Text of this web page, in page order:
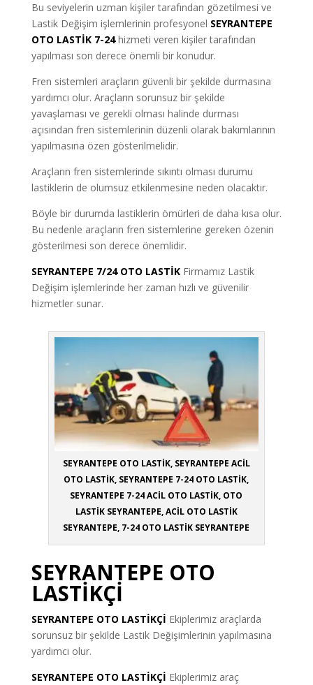
Bu seviyelerin uzman kişiler tarafından gözetilmesi ve
Lastik Değişim işlemlerinin profesyonel SEYRANTEPE
OTO LASTİK 7-24hizmeti veren kişiler tarafından
yapılması son derece önemli bir konudur.
Fren sistemleri araçların güvenli bir şekilde durmasına
yardımcı olur. Araçların sorunsuz bir şekilde
yavaşlaması ve gerekli olması halinde durması
açısından fren sistemlerinin düzenli olarak bakımlarının
yapılmasına özen gösterilmelidir.
Araçların fren sistemlerinde sıkıntı olması durumu
lastiklerin de olumsuz etkilenmesine neden olacaktır.
Böyle bir durumda lastiklerin ömürleri de daha kısa olur.
Bu nedenle araçların fren sistemlerine gereken özenin
gösterilmesi son derece önemlidir.
SEYRANTEPE 7/24 OTO LASTİKFirmamız Lastik
Değişim işlemlerinde her zaman hızlı ve güvenilir
hizmetler sunar.
SEYRANTEPE OTO LASTİK, SEYRANTEPE ACİL
OTO LASTİK, SEYRANTEPE 7-24 OTO LASTİK,
SEYRANTEPE 7-24 ACİL OTO LASTİK, OTO
LASTİK SEYRANTEPE, ACİL OTO LASTİK
SEYRANTEPE, 7-24 OTO LASTİK SEYRANTEPE
SEYRANTEPE OTO
LASTİKÇİ
SEYRANTEPE OTO LASTİKÇİ Ekiplerimiz araçlarda
sorunsuz bir şekilde Lastik Değişimlerinin yapılmasına
yardımcı olur.
SEYRANTEPE OTO LASTİKÇİ Ekiplerimiz araç